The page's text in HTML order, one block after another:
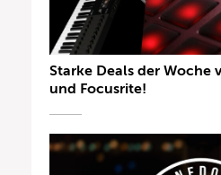
Starke Deals der Woche
und Focusrite!